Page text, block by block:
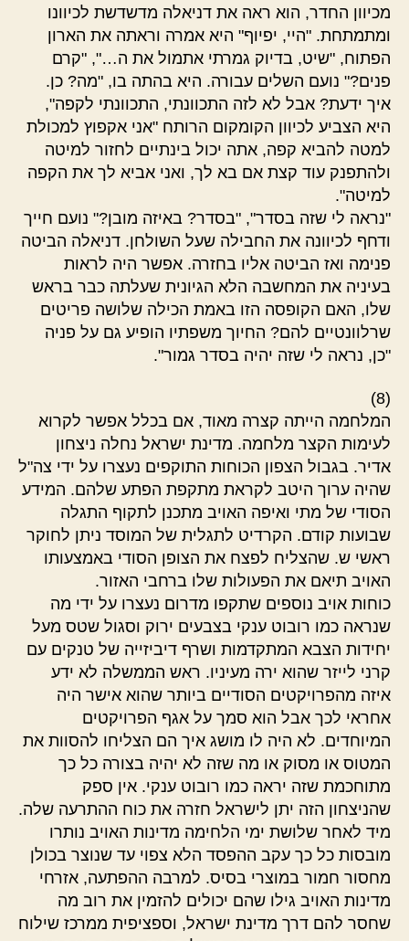
מכיוון החדר, הוא ראה את דניאלה מדשדשת לכיוונו
ומתמתחת. "היי, יפיוף" היא אמרה וראתה את הארון
הפתוח, "שיט, בדיוק גמרתי אתמול את ה…", "קרם
פנים?" נועם השלים עבורה. היא בהתה בו, "מה? כן.
איך ידעת? אבל לא לזה התכוונתי, התכוונתי לקפה",
היא הצביע לכיוון הקומקום הרותח "אני אקפוץ למכולת
למטה להביא קפה, אתה יכול בינתיים לחזור למיטה
ולהתפנק עוד קצת אם בא לך, ואני אביא לך את הקפה
למיטה".
"נראה לי שזה בסדר", "בסדר? באיזה מובן?" נועם חייך
ודחף לכיוונה את החבילה שעל השולחן. דניאלה הביטה
פנימה ואז הביטה אליו בחזרה. אפשר היה לראות
בעיניה את המחשבה הלא הגיונית שעלתה כבר בראש
שלו, האם הקופסה הזו באמת הכילה שלושה פריטים
שרלוונטיים להם? החיוך משפתיו הופיע גם על פניה
"כן, נראה לי שזה יהיה בסדר גמור".
(8)
המלחמה הייתה קצרה מאוד, אם בכלל אפשר לקרוא
לעימות הקצר מלחמה. מדינת ישראל נחלה ניצחון
אדיר. בגבול הצפון הכוחות התוקפים נעצרו על ידי צה"ל
שהיה ערוך היטב לקראת מתקפת הפתע שלהם. המידע
הסודי של מתי ואיפה האויב מתכנן לתקוף התגלה
שבועות קודם. הקרדיט לתגלית של המוסד ניתן לחוקר
ראשי ש. שהצליח לפצח את הצופן הסודי באמצעותו
האויב תיאם את הפעולות שלו ברחבי האזור.
כוחות אויב נוספים שתקפו מדרום נעצרו על ידי מה
שנראה כמו רובוט ענקי בצבעים ירוק וסגול שטס מעל
יחידות הצבא המתקדמות ושרף דיביזייה של טנקים עם
קרני לייזר שהוא ירה מעיניו. ראש הממשלה לא ידע
איזה מהפרויקטים הסודיים ביותר שהוא אישר היה
אחראי לכך אבל הוא סמך על אגף הפרויקטים
המיוחדים. לא היה לו מושג איך הם הצליחו להסוות את
המטוס או מסוק או מה שזה לא יהיה בצורה כל כך
מתוחכמת שזה יראה כמו רובוט ענקי. אין ספק
שהניצחון הזה יתן לישראל חזרה את כוח ההתרעה שלה.
מיד לאחר שלושת ימי הלחימה מדינות האויב נותרו
מובסות כל כך עקב ההפסד הלא צפוי עד שנוצר בכולן
מחסור חמור במוצרי בסיס. למרבה ההפתעה, אזרחי
מדינות האויב גילו שהם יכולים להזמין את רוב מה
שחסר להם דרך מדינת ישראל, וספציפית ממרכז שילוח